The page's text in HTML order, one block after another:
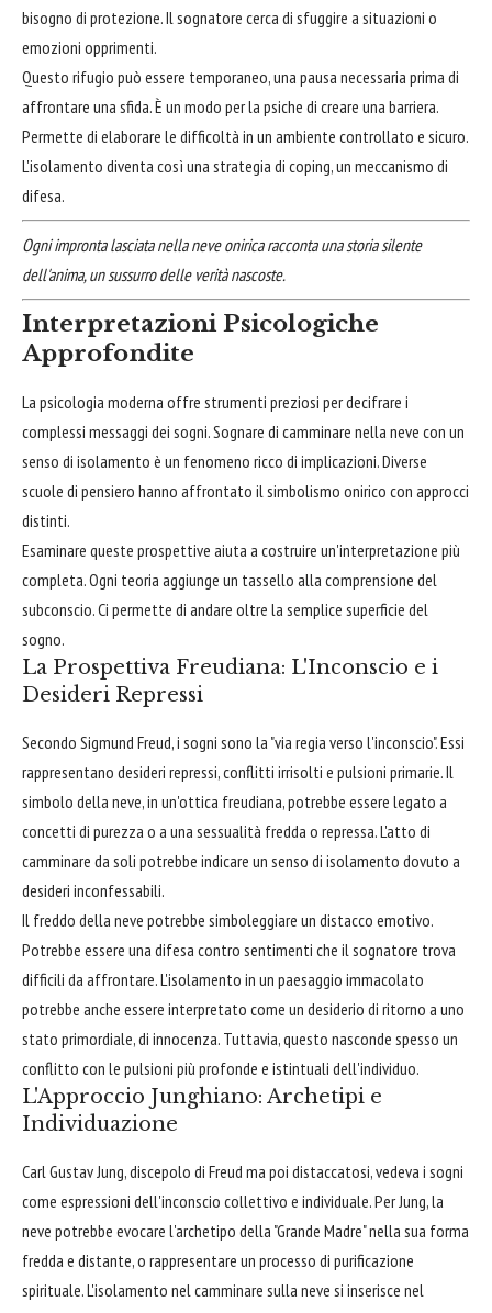
bisogno di protezione. Il sognatore cerca di sfuggire a situazioni o
emozioni opprimenti.
Questo rifugio può essere temporaneo, una pausa necessaria prima di
affrontare una sfida. È un modo per la psiche di creare una barriera.
Permette di elaborare le difficoltà in un ambiente controllato e sicuro.
L'isolamento diventa così una strategia di coping, un meccanismo di
difesa.
Ogni impronta lasciata nella neve onirica racconta una storia silente
dell'anima, un sussurro delle verità nascoste.
Interpretazioni Psicologiche
Approfondite
La psicologia moderna offre strumenti preziosi per decifrare i
complessi messaggi dei sogni. Sognare di camminare nella neve con un
senso di isolamento è un fenomeno ricco di implicazioni. Diverse
scuole di pensiero hanno affrontato il simbolismo onirico con approcci
distinti.
Esaminare queste prospettive aiuta a costruire un'interpretazione più
completa. Ogni teoria aggiunge un tassello alla comprensione del
subconscio. Ci permette di andare oltre la semplice superficie del
sogno.
La Prospettiva Freudiana: L'Inconscio e i
Desideri Repressi
Secondo Sigmund Freud, i sogni sono la "via regia verso l'inconscio". Essi
rappresentano desideri repressi, conflitti irrisolti e pulsioni primarie. Il
simbolo della neve, in un'ottica freudiana, potrebbe essere legato a
concetti di purezza o a una sessualità fredda o repressa. L'atto di
camminare da soli potrebbe indicare un senso di isolamento dovuto a
desideri inconfessabili.
Il freddo della neve potrebbe simboleggiare un distacco emotivo.
Potrebbe essere una difesa contro sentimenti che il sognatore trova
difficili da affrontare. L'isolamento in un paesaggio immacolato
potrebbe anche essere interpretato come un desiderio di ritorno a uno
stato primordiale, di innocenza. Tuttavia, questo nasconde spesso un
conflitto con le pulsioni più profonde e istintuali dell'individuo.
L'Approccio Junghiano: Archetipi e
Individuazione
Carl Gustav Jung, discepolo di Freud ma poi distaccatosi, vedeva i sogni
come espressioni dell'inconscio collettivo e individuale. Per Jung, la
neve potrebbe evocare l'archetipo della "Grande Madre" nella sua forma
fredda e distante, o rappresentare un processo di purificazione
spirituale. L'isolamento nel camminare sulla neve si inserisce nel